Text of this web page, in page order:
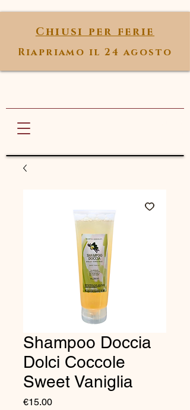
Chiusi per ferie
Riapriamo il 24 agosto
Shampoo Doccia
Dolci Coccole
Sweet Vaniglia
€15.00Price